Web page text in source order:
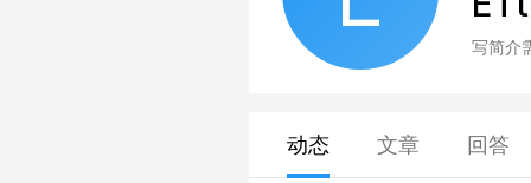
写简介
动态 文章 回答